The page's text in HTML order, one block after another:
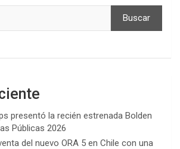
Buscar
presentó la recién estrenada Bolden
Públicas 2026
del nuevo ORA 5 en Chile con una